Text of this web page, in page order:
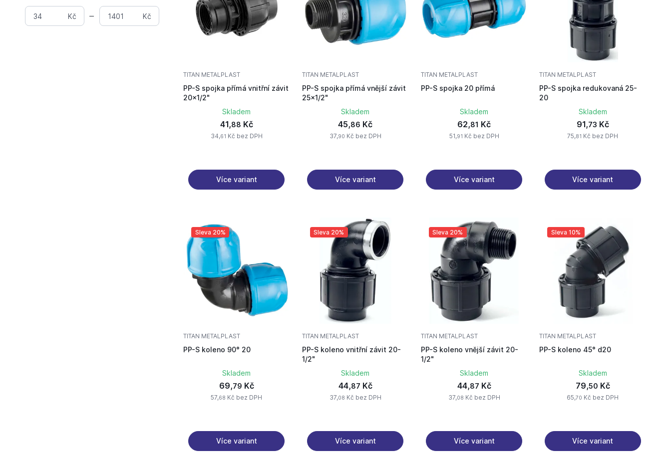
Kč Kč
TITAN METALPLAST
PP-S spojka přímá vnitřní závit
20x1/2"
Skladem
41,88 Kč
34,61 Kč bez DPH
Více variant
TITAN METALPLAST
PP-S spojka přímá vnější závit
25x1/2"
Skladem
45,86 Kč
37,90 Kč bez DPH
Více variant
TITAN METALPLAST
PP-S spojka 20 přímá
Skladem
62,81 Kč
51,91 Kč bez DPH
Více variant
TITAN METALPLAST
PP-S spojka redukovaná 25-
20
Skladem
91,73 Kč
75,81 Kč bez DPH
Více variant
Sleva 20%
TITAN METALPLAST
PP-S koleno 90° 20
Skladem
69,79 Kč
57,68 Kč bez DPH
Více variant
Sleva 20%
TITAN METALPLAST
PP-S koleno vnitřní závit 20-
1/2"
Skladem
44,87 Kč
37,08 Kč bez DPH
Více variant
Sleva 20%
TITAN METALPLAST
PP-S koleno vnější závit 20-
1/2"
Skladem
44,87 Kč
37,08 Kč bez DPH
Více variant
Sleva 10%
TITAN METALPLAST
PP-S koleno 45° d20
Skladem
79,50 Kč
65,70 Kč bez DPH
Více variant